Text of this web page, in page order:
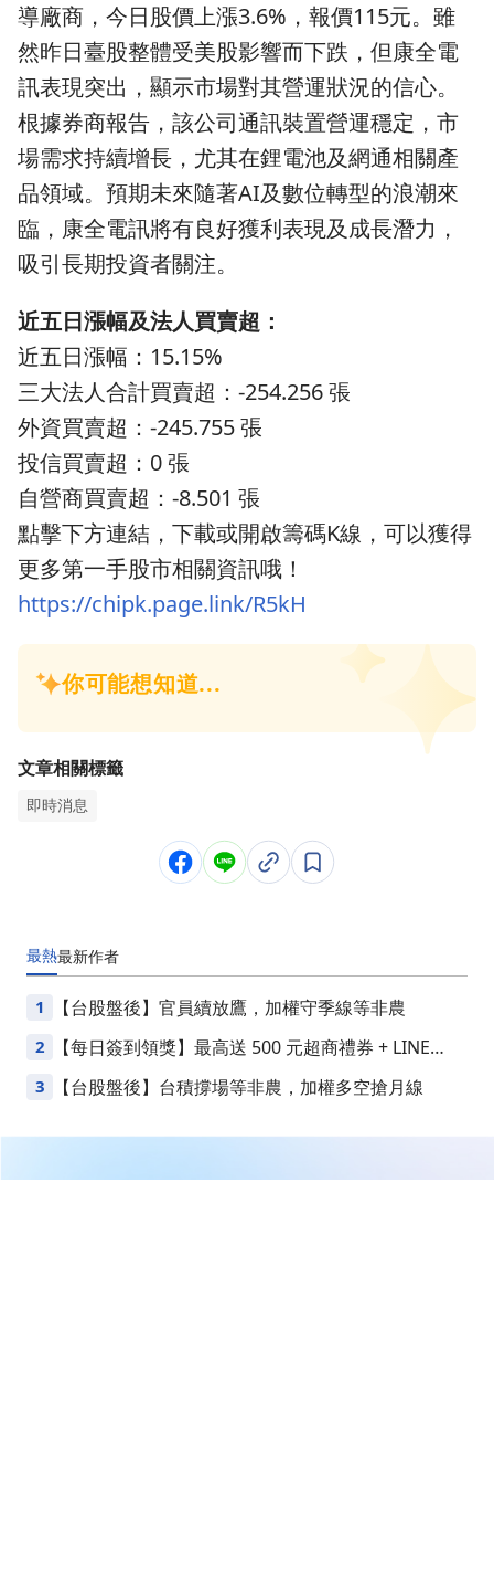
導廠商，今日股價上漲3.6%，報價115元。雖
然昨日臺股整體受美股影響而下跌，但康全電
訊表現突出，顯示市場對其營運狀況的信心。
根據券商報告，該公司通訊裝置營運穩定，市
場需求持續增長，尤其在鋰電池及網通相關產
品領域。預期未來隨著AI及數位轉型的浪潮來
臨，康全電訊將有良好獲利表現及成長潛力，
吸引長期投資者關注。
近五日漲幅及法人買賣超：
近五日漲幅：15.15%
三大法人合計買賣超：-254.256 張
外資買賣超：-245.755 張
投信買賣超：0 張
自營商買賣超：-8.501 張
點擊下方連結，下載或開啟籌碼K線，可以獲得
更多第一手股市相關資訊哦！
https://chipk.page.link/R5kH
文章相關標籤
即時消息
最熱最新作者
1 【台股盤後】官員續放鷹，加權守季線等非農
2
【每日簽到領獎】最高送 500 元超商禮券 + LINE
Points
3 【台股盤後】台積撐場等非農，加權多空搶月線